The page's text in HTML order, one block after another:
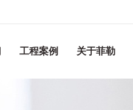
工程案例 关于菲勒